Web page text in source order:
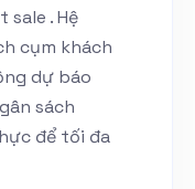
. Hệ
cụm khách
dự báo
sách
để tối đa